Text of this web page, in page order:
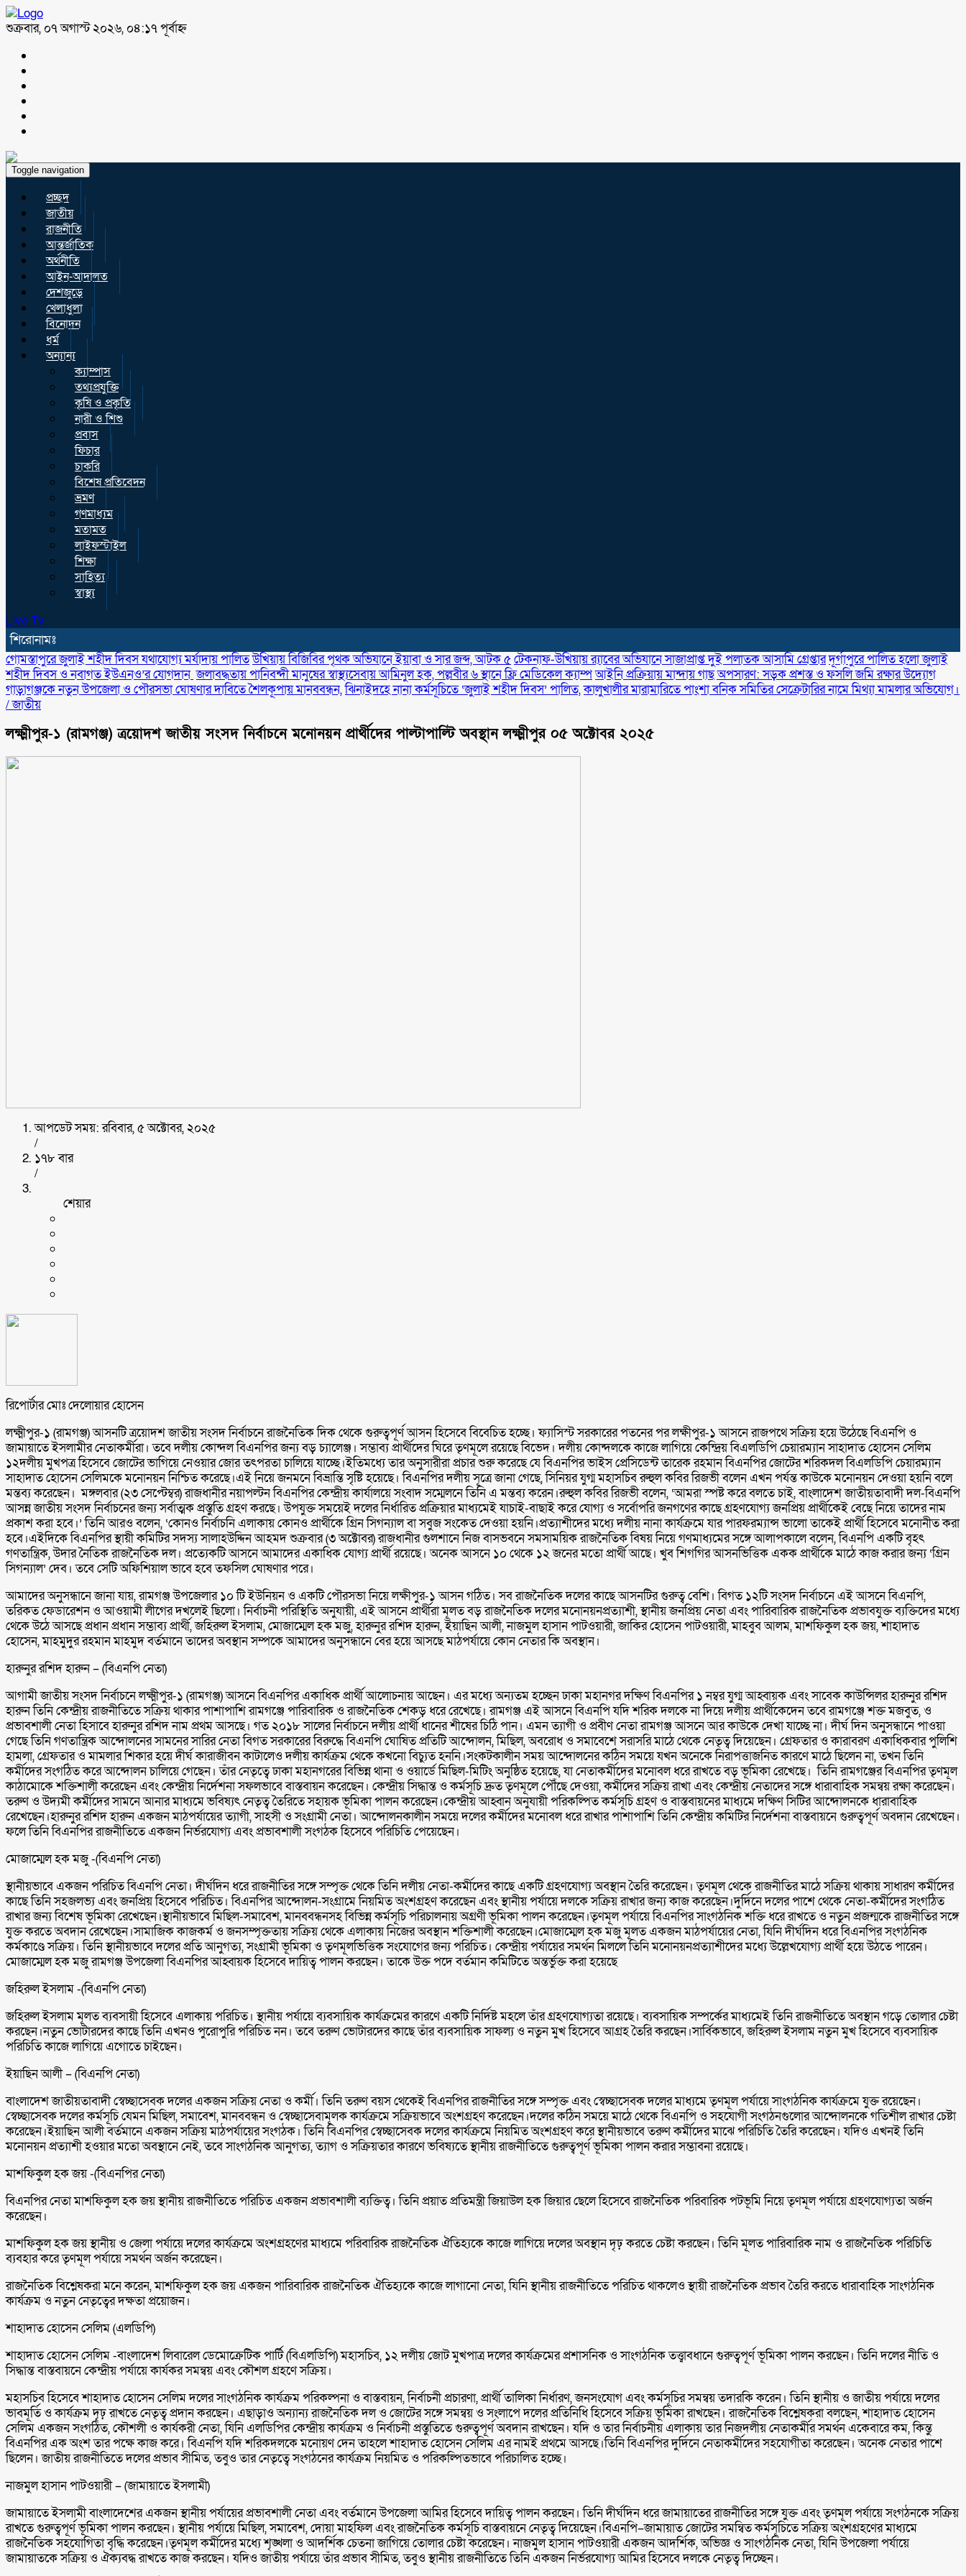
শুক্রবার, ০৭ অগাস্ট ২০২৬, ০৪:১৭ পূর্বাহ্ন
Toggle navigation
প্রচ্ছদ
জাতীয়
রাজনীতি
আন্তর্জাতিক
অর্থনীতি
আইন-আদালত
দেশজুড়ে
খেলাধুলা
বিনোদন
ধর্ম
অন্যান্য
ক্যাম্পাস
তথ্যপ্রযুক্তি
কৃষি ও প্রকৃতি
নারী ও শিশু
প্রবাস
ফিচার
চাকরি
বিশেষ প্রতিবেদন
ভ্রমণ
গণমাধ্যম
মতামত
লাইফস্টাইল
শিক্ষা
সাহিত্য
স্বাস্থ্য
Live Tv
শিরোনামঃ
গোমস্তাপুরে জুলাই শহীদ দিবস যথাযোগ্য মর্যাদায় পালিতউখিয়ায় বিজিবির পৃথক অভিযানে ইয়াবা ও সার জব্দ, আটক ৫টেকনাফ-উখিয়ায় র‌্যাবের অভিযানে সাজাপ্রাপ্ত দুই পলাতক আসামি গ্রেপ্তার‎দূর্গাপুরে পালিত হলো জুলাই
শহীদ দিবস ও নবাগত ইউএনও’র যোগদান ‎ জলাবদ্ধতায় পানিবন্দী মানুষের স্বাস্থ্যসেবায় আমিনুল হক, পল্লবীর ৬ স্থানে ফ্রি মেডিকেল ক্যাম্পআইনি প্রক্রিয়ায় মান্দায় গাছ অপসারণ: সড়ক প্রশস্ত ও ফসলি জমি রক্ষার উদ্যোগ
গাড়াগঞ্জকে নতুন উপজেলা ও পৌরসভা ঘোষণার দাবিতে শৈলকূপায় মানববন্ধন,ঝিনাইদহে নানা কর্মসূচিতে ‘জুলাই শহীদ দিবস’ পালিত,কালুখালীর মারামারিতে পাংশা বনিক সমিতির সেক্রেটারির নামে মিথ্যা মামলার অভিযোগ।
/জাতীয়
লক্ষ্মীপুর-১ (রামগঞ্জ) ত্রয়োদশ জাতীয় সংসদ নির্বাচনে মনোনয়ন প্রার্থীদের পাল্টাপাল্টি অবস্থান লক্ষ্মীপুর ০৫ অক্টোবর ২০২৫
আপডেট সময়: রবিবার, ৫ অক্টোবর, ২০২৫
/
১৭৮ বার
/
শেয়ার
রিপোর্টার মোঃ দেলোয়ার হোসেন
লক্ষ্মীপুর-১ (রামগঞ্জ) আসনটি ত্রয়োদশ জাতীয় সংসদ নির্বাচনে রাজনৈতিক দিক থেকে গুরুত্বপূর্ণ আসন হিসেবে বিবেচিত হচ্ছে। ফ্যাসিস্ট সরকারের পতনের পর লক্ষীপুর-১ আসনে রাজপথে সক্রিয় হয়ে উঠেছে বিএনপি ও
জামায়াতে ইসলামীর নেতাকর্মীরা। তবে দলীয় কোন্দল বিএনপির জন্য বড় চ্যালেঞ্জ। সম্ভাব্য প্রার্থীদের ঘিরে তৃণমূলে রয়েছে বিভেদ। দলীয় কোন্দলকে কাজে লাগিয়ে কেন্দ্রিয় বিএলডিপি চেয়ারম্যান সাহাদাত হোসেন সেলিম
১২দলীয় মুখপত্র হিসেবে জোটের ভাগিয়ে নেওয়ার জোর তৎপরতা চালিয়ে যাচ্ছে।ইতিমধ্যে তার অনুসারীরা প্রচার শুরু করেছে যে বিএনপির ভাইস প্রেসিডেন্ট তারেক রহমান বিএনপির জোটের শরিকদল বিএলডিপি চেয়ারম্যান
সাহাদাত হোসেন সেলিমকে মনোনয়ন নিশ্চিত করেছে।এই নিয়ে জনমনে বিভ্রান্তি সৃষ্টি হয়েছে। বিএনপির দলীয় সূত্রে জানা গেছে, সিনিয়র যুগ্ম মহাসচিব রুহুল কবির রিজভী বলেন এখন পর্যন্ত কাউকে মনোনয়ন দেওয়া হয়নি বলে
মন্তব্য করেছেন। মঙ্গলবার (২৩ সেপ্টেম্বর) রাজধানীর নয়াপল্টন বিএনপির কেন্দ্রীয় কার্যালয়ে সংবাদ সম্মেলনে তিনি এ মন্তব্য করেন।রুহুল কবির রিজভী বলেন, ‘আমরা স্পষ্ট করে বলতে চাই, বাংলাদেশ জাতীয়তাবাদী দল-বিএনপি
আসন্ন জাতীয় সংসদ নির্বাচনের জন্য সর্বাত্মক প্রস্তুতি গ্রহণ করছে। উপযুক্ত সময়েই দলের নির্ধারিত প্রক্রিয়ার মাধ্যমেই যাচাই-বাছাই করে যোগ্য ও সর্বোপরি জনগণের কাছে গ্রহণযোগ্য জনপ্রিয় প্রার্থীকেই বেছে নিয়ে তাদের নাম
প্রকাশ করা হবে।’ তিনি আরও বলেন, ‘কোনও নির্বাচনি এলাকায় কোনও প্রার্থীকে গ্রিন সিগন্যাল বা সবুজ সংকেত দেওয়া হয়নি।প্রত্যাশীদের মধ্যে দলীয় নানা কার্যক্রমে যার পারফরম্যান্স ভালো তাকেই প্রার্থী হিসেবে মনোনীত করা
হবে।এইদিকে বিএনপির স্থায়ী কমিটির সদস্য সালাহউদ্দিন আহমদ শুক্রবার (৩ অক্টোবর) রাজধানীর গুলশানে নিজ বাসভবনে সমসাময়িক রাজনৈতিক বিষয় নিয়ে গণমাধ্যমের সঙ্গে আলাপকালে বলেন, বিএনপি একটি বৃহৎ
গণতান্ত্রিক, উদার নৈতিক রাজনৈতিক দল। প্রত্যেকটি আসনে আমাদের একাধিক যোগ্য প্রার্থী রয়েছে। অনেক আসনে ১০ থেকে ১২ জনের মতো প্রার্থী আছে। খুব শিগগির আসনভিত্তিক একক প্রার্থীকে মাঠে কাজ করার জন্য ‘গ্রিন
সিগন্যাল’ দেব। তবে সেটি অফিশিয়াল ভাবে হবে তফসিল ঘোষণার পরে।
আমাদের অনুসন্ধানে জানা যায়, রামগঞ্জ উপজেলার ১০ টি ইউনিয়ন ও একটি পৌরসভা নিয়ে লক্ষীপুর-১ আসন গঠিত। সব রাজনৈতিক দলের কাছে আসনটির গুরুত্ব বেশি। বিগত ১২টি সংসদ নির্বাচনে এই আসনে বিএনপি,
তরিকত ফেডারেশন ও আওয়ামী লীগের দখলেই ছিলো। নির্বাচনী পরিস্থিতি অনুযায়ী, এই আসনে প্রার্থীরা মূলত বড় রাজনৈতিক দলের মনোনয়নপ্রত্যাশী, স্থানীয় জনপ্রিয় নেতা এবং পারিবারিক রাজনৈতিক প্রভাবযুক্ত ব্যক্তিদের মধ্যে
থেকে উঠে আসছে প্রধান প্রধান সম্ভাব্য প্রার্থী, জহিরুল ইসলাম, মোজাম্মেল হক মজু, হারুনুর রশিদ হারুন, ইয়াছিন আলী, নাজমুল হাসান পাটওয়ারী, জাকির হোসেন পাটওয়ারী, মাহবুব আলম, মাশফিকুল হক জয়, শাহাদাত
হোসেন, মাহমুদুর রহমান মাহমুদ বর্তমানে তাদের অবস্থান সম্পকে আমাদের অনুসন্ধানে বের হয়ে আসছে মাঠপর্যায়ে কোন নেতার কি অবস্থান।
হারুনুর রশিদ হারুন – (বিএনপি নেতা)
আগামী জাতীয় সংসদ নির্বাচনে লক্ষ্মীপুর-১ (রামগঞ্জ) আসনে বিএনপির একাধিক প্রার্থী আলোচনায় আছেন। এর মধ্যে অন্যতম হচ্ছেন ঢাকা মহানগর দক্ষিণ বিএনপির ১ নম্বর যুগ্ম আহ্বায়ক এবং সাবেক কাউন্সিলর হারুনুর রশিদ
হারুন তিনি কেন্দ্রীয় রাজনীতিতে সক্রিয় থাকার পাশাপাশি রামগঞ্জে পারিবারিক ও রাজনৈতিক শেকড় ধরে রেখেছে। রামগঞ্জ এই আসনে বিএনপি যদি শরিক দলকে না দিয়ে দলীয় প্রার্থীকেদেন তবে রামগঞ্জে শক্ত মজবুত, ও
প্রভাবশালী নেতা হিসাবে হারুনুর রশিদ নাম প্রথম আসছে। গত ২০১৮ সালের নির্বাচনে দলীয় প্রার্থী ধানের শীষের চিঠি পান। এমন ত্যাগী ও প্রবীণ নেতা রামগঞ্জ আসনে আর কাউকে দেখা যাচ্ছে না। দীর্ঘ দিন অনুসন্ধানে পাওয়া
গেছে তিনি গণতান্ত্রিক আন্দোলনের সামনের সারির নেতা বিগত সরকারের বিরুদ্ধে বিএনপি ঘোষিত প্রতিটি আন্দোলন, মিছিল, অবরোধ ও সমাবেশে সরাসরি মাঠে থেকে নেতৃত্ব দিয়েছেন। গ্রেফতার ও কারাবরণ একাধিকবার পুলিশি
হামলা, গ্রেফতার ও মামলার শিকার হয়ে দীর্ঘ কারাজীবন কাটালেও দলীয় কার্যক্রম থেকে কখনো বিচ্যুত হননি।সংকটকালীন সময় আন্দোলনের কঠিন সময়ে যখন অনেকে নিরাপত্তাজনিত কারণে মাঠে ছিলেন না, তখন তিনি
কর্মীদের সংগঠিত করে আন্দোলন চালিয়ে গেছেন। তাঁর নেতৃত্বে ঢাকা মহানগরের বিভিন্ন থানা ও ওয়ার্ডে মিছিল-মিটিং অনুষ্ঠিত হয়েছে, যা নেতাকর্মীদের মনোবল ধরে রাখতে বড় ভূমিকা রেখেছে। তিনি রামগঞ্জের বিএনপির তৃণমূল
কাঠামোকে শক্তিশালী করেছেন এবং কেন্দ্রীয় নির্দেশনা সফলভাবে বাস্তবায়ন করেছেন। কেন্দ্রীয় সিদ্ধান্ত ও কর্মসূচি দ্রুত তৃণমূলে পৌঁছে দেওয়া, কর্মীদের সক্রিয় রাখা এবং কেন্দ্রীয় নেতাদের সঙ্গে ধারাবাহিক সমন্বয় রক্ষা করেছেন।
তরুণ ও উদ্যমী কর্মীদের সামনে আনার মাধ্যমে ভবিষ্যৎ নেতৃত্ব তৈরিতে সহায়ক ভূমিকা পালন করেছেন।কেন্দ্রীয় আহ্বান অনুযায়ী পরিকল্পিত কর্মসূচি গ্রহণ ও বাস্তবায়নের মাধ্যমে দক্ষিণ সিটির আন্দোলনকে ধারাবাহিক
রেখেছেন।হারুনুর রশিদ হারুন একজন মাঠপর্যায়ের ত্যাগী, সাহসী ও সংগ্রামী নেতা। আন্দোলনকালীন সময়ে দলের কর্মীদের মনোবল ধরে রাখার পাশাপাশি তিনি কেন্দ্রীয় কমিটির নির্দেশনা বাস্তবায়নে গুরুত্বপূর্ণ অবদান রেখেছেন।
ফলে তিনি বিএনপির রাজনীতিতে একজন নির্ভরযোগ্য এবং প্রভাবশালী সংগঠক হিসেবে পরিচিতি পেয়েছেন।
মোজাম্মেল হক মজু -(বিএনপি নেতা)
স্থানীয়ভাবে একজন পরিচিত বিএনপি নেতা। দীর্ঘদিন ধরে রাজনীতির সঙ্গে সম্পৃক্ত থেকে তিনি দলীয় নেতা-কর্মীদের কাছে একটি গ্রহণযোগ্য অবস্থান তৈরি করেছেন। তৃণমূল থেকে রাজনীতির মাঠে সক্রিয় থাকায় সাধারণ কর্মীদের
কাছে তিনি সহজলভ্য এবং জনপ্রিয় হিসেবে পরিচিত। বিএনপির আন্দোলন-সংগ্রামে নিয়মিত অংশগ্রহণ করেছেন এবং স্থানীয় পর্যায়ে দলকে সক্রিয় রাখার জন্য কাজ করেছেন।দুর্দিনে দলের পাশে থেকে নেতা-কর্মীদের সংগঠিত
রাখার জন্য বিশেষ ভূমিকা রেখেছেন।স্থানীয়ভাবে মিছিল-সমাবেশ, মানববন্ধনসহ বিভিন্ন কর্মসূচি পরিচালনায় অগ্রণী ভূমিকা পালন করেছেন।তৃণমূল পর্যায়ে বিএনপির সাংগঠনিক শক্তি ধরে রাখতে ও নতুন প্রজন্মকে রাজনীতির সঙ্গে
যুক্ত করতে অবদান রেখেছেন।সামাজিক কাজকর্ম ও জনসম্পৃক্ততায় সক্রিয় থেকে এলাকায় নিজের অবস্থান শক্তিশালী করেছেন।মোজাম্মেল হক মজু মূলত একজন মাঠপর্যায়ের নেতা, যিনি দীর্ঘদিন ধরে বিএনপির সংগঠনিক
কর্মকাণ্ডে সক্রিয়। তিনি স্থানীয়ভাবে দলের প্রতি আনুগত্য, সংগ্রামী ভূমিকা ও তৃণমূলভিত্তিক সংযোগের জন্য পরিচিত। কেন্দ্রীয় পর্যায়ের সমর্থন মিললে তিনি মনোনয়নপ্রত্যাশীদের মধ্যে উল্লেখযোগ্য প্রার্থী হয়ে উঠতে পারেন।
মোজাম্মেল হক মজু রামগঞ্জ উপজেলা বিএনপির আহ্বায়ক হিসেবে দায়িত্ব পালন করছেন। তাকে উক্ত পদে বর্তমান কমিটিতে অন্তর্ভুক্ত করা হয়েছে
জহিরুল ইসলাম -(বিএনপি নেতা)
জহিরুল ইসলাম মূলত ব্যবসায়ী হিসেবে এলাকায় পরিচিত। স্থানীয় পর্যায়ে ব্যবসায়িক কার্যক্রমের কারণে একটি নির্দিষ্ট মহলে তাঁর গ্রহণযোগ্যতা রয়েছে। ব্যবসায়িক সম্পর্কের মাধ্যমেই তিনি রাজনীতিতে অবস্থান গড়ে তোলার চেষ্টা
করছেন।নতুন ভোটারদের কাছে তিনি এখনও পুরোপুরি পরিচিত নন। তবে তরুণ ভোটারদের কাছে তাঁর ব্যবসায়িক সাফল্য ও নতুন মুখ হিসেবে আগ্রহ তৈরি করছেন।সার্বিকভাবে, জহিরুল ইসলাম নতুন মুখ হিসেবে ব্যবসায়িক
পরিচিতি কাজে লাগিয়ে এগোতে চাইছেন।
ইয়াছিন আলী – (বিএনপি নেতা)
বাংলাদেশ জাতীয়তাবাদী স্বেচ্ছাসেবক দলের একজন সক্রিয় নেতা ও কর্মী। তিনি তরুণ বয়স থেকেই বিএনপির রাজনীতির সঙ্গে সম্পৃক্ত এবং স্বেচ্ছাসেবক দলের মাধ্যমে তৃণমূল পর্যায়ে সাংগঠনিক কার্যক্রমে যুক্ত রয়েছেন।
স্বেচ্ছাসেবক দলের কর্মসূচি যেমন মিছিল, সমাবেশ, মানববন্ধন ও স্বেচ্ছাসেবামূলক কার্যক্রমে সক্রিয়ভাবে অংশগ্রহণ করেছেন।দলের কঠিন সময়ে মাঠে থেকে বিএনপি ও সহযোগী সংগঠনগুলোর আন্দোলনকে গতিশীল রাখার চেষ্টা
করেছেন।ইয়াছিন আলী বর্তমানে একজন সক্রিয় মাঠপর্যায়ের সংগঠক। তিনি বিএনপির স্বেচ্ছাসেবক দলের কার্যক্রমে নিয়মিত অংশগ্রহণ করে স্থানীয়ভাবে তরুণ কর্মীদের মাঝে পরিচিতি তৈরি করেছেন। যদিও এখনই তিনি
মনোনয়ন প্রত্যাশী হওয়ার মতো অবস্থানে নেই, তবে সাংগঠনিক আনুগত্য, ত্যাগ ও সক্রিয়তার কারণে ভবিষ্যতে স্থানীয় রাজনীতিতে গুরুত্বপূর্ণ ভূমিকা পালন করার সম্ভাবনা রয়েছে।
মাশফিকুল হক জয় -(বিএনপির নেতা)
বিএনপির নেতা মাশফিকুল হক জয় স্থানীয় রাজনীতিতে পরিচিত একজন প্রভাবশালী ব্যক্তিত্ব। তিনি প্রয়াত প্রতিমন্ত্রী জিয়াউল হক জিয়ার ছেলে হিসেবে রাজনৈতিক পরিবারিক পটভূমি নিয়ে তৃণমূল পর্যায়ে গ্রহণযোগ্যতা অর্জন
করেছেন।
মাশফিকুল হক জয় স্থানীয় ও জেলা পর্যায়ে দলের কার্যক্রমে অংশগ্রহণের মাধ্যমে পরিবারিক রাজনৈতিক ঐতিহ্যকে কাজে লাগিয়ে দলের অবস্থান দৃঢ় করতে চেষ্টা করছেন। তিনি মূলত পারিবারিক নাম ও রাজনৈতিক পরিচিতি
ব্যবহার করে তৃণমূল পর্যায়ে সমর্থন অর্জন করেছেন।
রাজনৈতিক বিশ্লেষকরা মনে করেন, মাশফিকুল হক জয় একজন পারিবারিক রাজনৈতিক ঐতিহ্যকে কাজে লাগানো নেতা, যিনি স্থানীয় রাজনীতিতে পরিচিত থাকলেও স্থায়ী রাজনৈতিক প্রভাব তৈরি করতে ধারাবাহিক সাংগঠনিক
কার্যক্রম ও নতুন নেতৃত্বের দক্ষতা প্রয়োজন।
শাহাদাত হোসেন সেলিম (এলডিপি)
শাহাদাত হোসেন সেলিম -বাংলাদেশ লিবারেল ডেমোক্রেটিক পার্টি (বিএলডিপি) মহাসচিব, ১২ দলীয় জোট মুখপাত্র দলের কার্যক্রমের প্রশাসনিক ও সাংগঠনিক তত্ত্বাবধানে গুরুত্বপূর্ণ ভূমিকা পালন করছেন। তিনি দলের নীতি ও
সিদ্ধান্ত বাস্তবায়নে কেন্দ্রীয় পর্যায়ে কার্যকর সমন্বয় এবং কৌশল গ্রহণে সক্রিয়।
মহাসচিব হিসেবে শাহাদাত হোসেন সেলিম দলের সাংগঠনিক কার্যক্রম পরিকল্পনা ও বাস্তবায়ন, নির্বাচনী প্রচারণা, প্রার্থী তালিকা নির্ধারণ, জনসংযোগ এবং কর্মসূচির সমন্বয় তদারকি করেন। তিনি স্থানীয় ও জাতীয় পর্যায়ে দলের
ভাবমূর্তি ও কার্যক্রম দৃঢ় রাখতে নেতৃত্ব প্রদান করছেন। এছাড়াও অন্যান্য রাজনৈতিক দল ও জোটের সঙ্গে সমন্বয় ও সংলাপে দলের প্রতিনিধি হিসেবে সক্রিয় ভূমিকা রাখছেন। রাজনৈতিক বিশ্লেষকরা বলছেন, শাহাদাত হোসেন
সেলিম একজন সংগঠিত, কৌশলী ও কার্যকরী নেতা, যিনি এলডিপির কেন্দ্রীয় কার্যক্রম ও নির্বাচনী প্রস্তুতিতে গুরুত্বপূর্ণ অবদান রাখছেন। যদি ও তার নির্বাচনীয় এলাকায় তার নিজদলীয় নেতাকর্মীর সমর্থন একেবারে কম, কিন্তু
বিএনপির এক অংশ তার পক্ষে কাজ করে। বিএনপি যদি শরিকদলকে মনোয়ণ দেন তাহলে শাহাদাত হোসেন সেলিম এর নামই প্রথমে আসছে।তিনি বিএনপির দুর্দিনে নেতাকর্মীদের সহযোগীতা করেছেন। অনেক নেতার পাশে
ছিলেন। জাতীয় রাজনীতিতে দলের প্রভাব সীমিত, তবুও তার নেতৃত্বে সংগঠনের কার্যক্রম নিয়মিত ও পরিকল্পিতভাবে পরিচালিত হচ্ছে।
নাজমুল হাসান পাটওয়ারী – (জামায়াতে ইসলামী)
জামায়াতে ইসলামী বাংলাদেশের একজন স্থানীয় পর্যায়ের প্রভাবশালী নেতা এবং বর্তমানে উপজেলা আমির হিসেবে দায়িত্ব পালন করছেন। তিনি দীর্ঘদিন ধরে জামায়াতের রাজনীতির সঙ্গে যুক্ত এবং তৃণমূল পর্যায়ে সংগঠনকে সক্রিয়
রাখতে গুরুত্বপূর্ণ ভূমিকা পালন করছেন। স্থানীয় পর্যায়ে মিছিল, সমাবেশ, দোয়া মাহফিল এবং রাজনৈতিক কর্মসূচি বাস্তবায়নে নেতৃত্ব দিয়েছেন।বিএনপি–জামায়াত জোটের সমন্বিত কর্মসূচিতে সক্রিয় অংশগ্রহণের মাধ্যমে
রাজনৈতিক সহযোগিতা বৃদ্ধি করেছেন।তৃণমূল কর্মীদের মধ্যে শৃঙ্খলা ও আদর্শিক চেতনা জাগিয়ে তোলার চেষ্টা করেছেন। নাজমুল হাসান পাটওয়ারী একজন আদর্শিক, অভিজ্ঞ ও সাংগঠনিক নেতা, যিনি উপজেলা পর্যায়ে
জামায়াতকে সক্রিয় ও ঐক্যবদ্ধ রাখতে কাজ করছেন। যদিও জাতীয় পর্যায়ে তাঁর প্রভাব সীমিত, তবুও স্থানীয় রাজনীতিতে তিনি একজন নির্ভরযোগ্য আমির হিসেবে দলকে নেতৃত্ব দিচ্ছেন।